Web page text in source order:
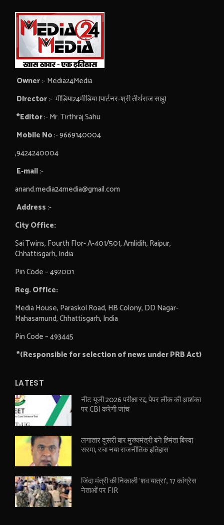
Owner:- Media24Media
Director:- मीडिया24मीडिया (पार्टनर-श्री तीर्थराज साहू)
*Editor:- Mr. Tirthraj Sahu
Mobile No:- 9669140004
,9424240004
E-mail:-
anand.media24media@gmail.com
Address:-
City Office:
Sai Twins, Fourth Flor- A-401/501, Amlidih, Raipur,
Chhattisgarh, India
Pin Code – 492001
Reg. Office:
Media House, Paraskol Road, HB Colony, DD Nagar-
Mahasamund, Chhattisgarh, India
Pin Code – 493445
*(Responsible for selection of news under PRB Act)
LATEST
नीट यूजी 2026 परीक्षा रद्द, पेपर लीक की आशंका
पर CBI करेगी जांच
लगातार दूसरी बार मुख्यमंत्री बने हिमंता बिस्वा
सरमा, रचा नया राजनीतिक इतिहास
जिंदा मंत्री की निकाली ‘शव यात्रा’, 17 कांग्रेस
नेताओं पर FIR